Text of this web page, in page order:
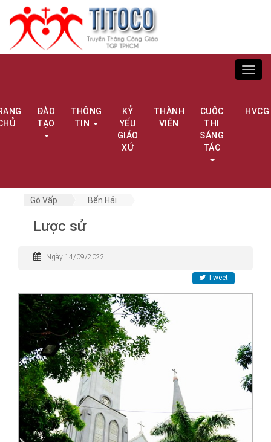
ĐÀO
TẠO
THÔNG
TIN
KỶ
YẾU
GIÁO
XỨ
THÀNH
VIÊN
CUỘC
THI
SÁNG
TÁC
HVCG
Gò Vấp Bến Hải
Lược sử
Ngày 14/09/2022
Tweet